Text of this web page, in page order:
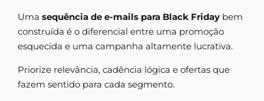
Uma sequência de e-mails para Black Friday bem
construída é o diferencial entre uma promoção
esquecida e uma campanha altamente lucrativa.
Priorize relevância, cadência lógica e ofertas que
fazem sentido para cada segmento.